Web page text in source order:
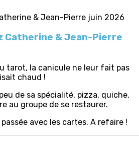
Catherine & Jean-Pierre
tarot, la canicule ne leur fait pas
chaud !
de sa spécialité, pizza, quiche,
au groupe de se restaurer.
avec les cartes. A refaire !